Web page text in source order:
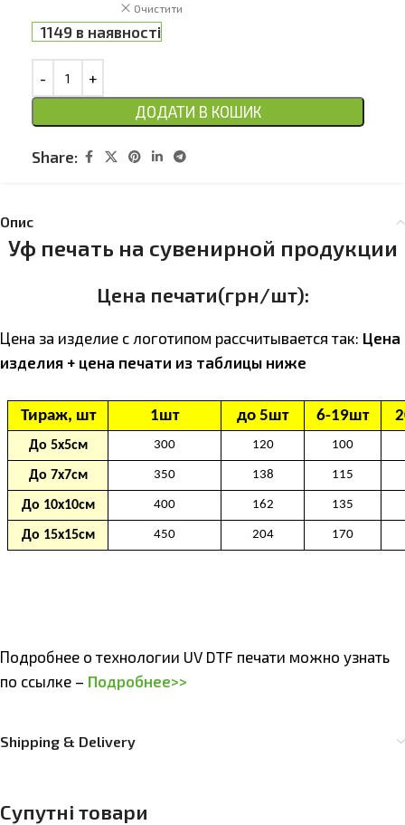
Очистити
1149 в наявності
ДОДАТИ В КОШИК
Share:
Опис
Уф печать на сувенирной продукции
Цена печати(грн/шт):
Цена за изделие с логотипом расcчитывается так: Цена
изделия + цена печати из таблицы ниже
Подробнее о технологии UV DTF печати можно узнать
по ссылке – Подробнее>>
Shipping & Delivery
Супутні товари